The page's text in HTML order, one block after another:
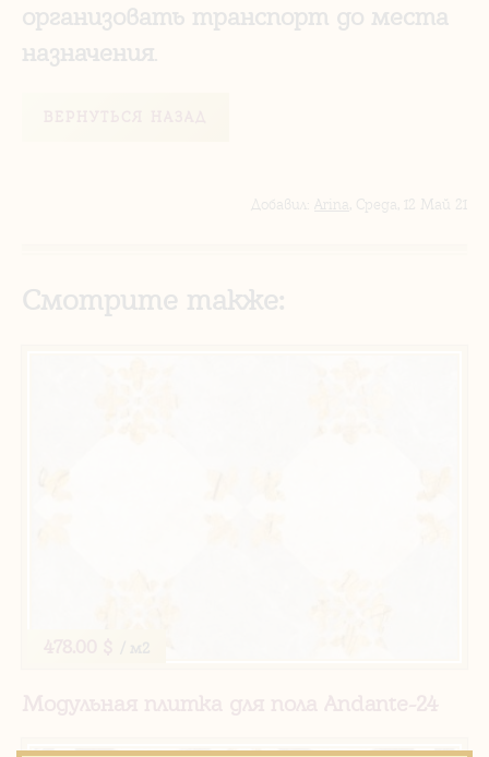
организовать транспорт до места
назначения
Добавил Arina , Среда, 12 Май 21
Смотрите также: